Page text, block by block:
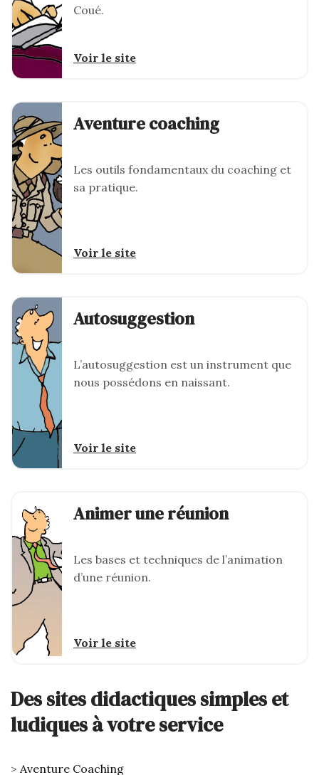
Coué.
Voir le site
Aventure coaching
Les outils fondamentaux du coaching et
sa pratique.
Voir le site
Autosuggestion
L’autosuggestion est un instrument que
nous possédons en naissant.
Voir le site
Animer une réunion
Les bases et techniques de l’animation
d’une réunion.
Voir le site
Des sites didactiques simples et
ludiques à votre service
Aventure Coaching